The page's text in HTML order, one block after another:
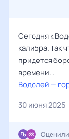
Сегодня к
калибра. Так
придется
времени...
Водолей —
30 июня 2025